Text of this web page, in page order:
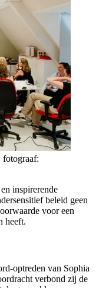
fotograaf:
inspirerende
beleid geen
voor een
heeft.
optreden van Sophia
verbond zij de